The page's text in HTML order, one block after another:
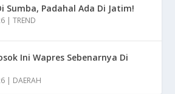
Sumba, Padahal Ada Di Jatim!
|TREND
Ini Wapres Sebenarnya Di
| DAERAH